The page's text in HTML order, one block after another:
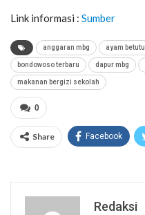
Link informasi : Sumber
anggaran mbg ayam betutu
bondowoso terbaru dapur mbg
makanan bergizi sekolah
0
Share Facebook
Redaksi